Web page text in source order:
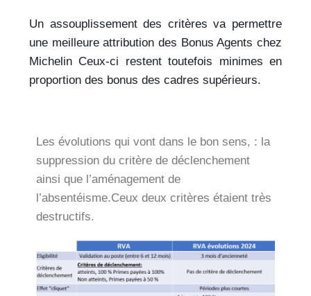
Un assouplissement des critères va permettre
une meilleure attribution des Bonus Agents chez
Michelin Ceux-ci restent toutefois minimes en
proportion des bonus des cadres supérieurs.
Les évolutions qui vont dans le bon sens, : la
suppression du critère de déclenchement
ainsi que l’aménagement de
l’absentéisme.Ceux deux critères étaient très
destructifs.